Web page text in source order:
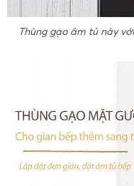
Thùng gạo âm tủ này